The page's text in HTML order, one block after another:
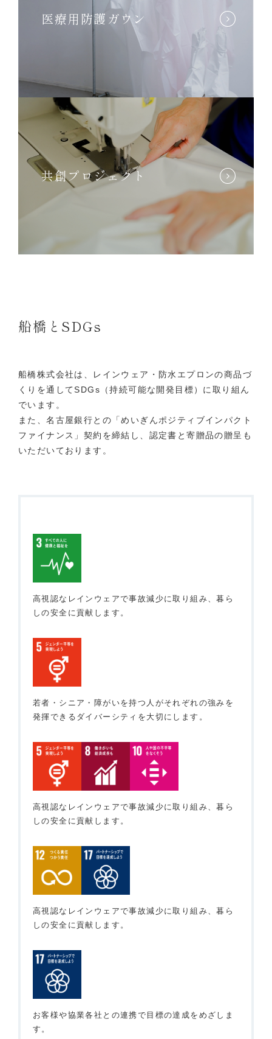
医療用防護ガウン
共創プロジェクト
船橋とSDGs
船橋株式会社は、レインウェア・防水エプロンの商品づ
くりを通してSDGs（持続可能な開発目標）に取り組ん
でいます。
また、名古屋銀行との「めいぎんポジティブインパクト
ファイナンス」契約を締結し、認定書と寄贈品の贈呈も
いただいております。
高視認なレインウェアで事故減少に取り組み、暮ら
しの安全に貢献します。
若者・シニア・障がいを持つ人がそれぞれの強みを
発揮できるダイバーシティを大切にします。
高視認なレインウェアで事故減少に取り組み、暮ら
しの安全に貢献します。
高視認なレインウェアで事故減少に取り組み、暮ら
しの安全に貢献します。
お客様や協業各社との連携で目標の達成をめざしま
す。